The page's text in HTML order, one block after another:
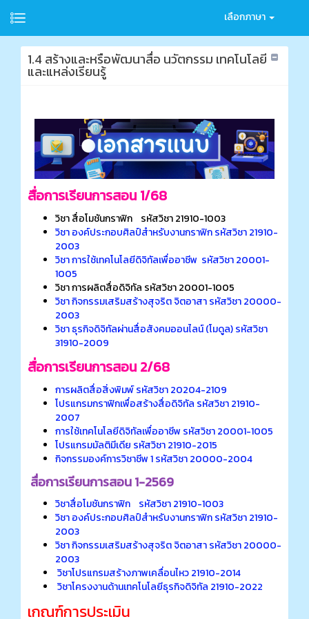
เลือกภาษา
1.4 สร้างและหรือพัฒนาสื่อ นวัตกรรม เทคโนโลยี
และแหล่งเรียนรู้
สื่อการเรียนการสอน 1/68
วิชา สื่อโมชันกราฟิก รหัสวิชา 21910-1003
วิชา องค์ประกอบศิลป์สําหรับงานกราฟิก รหัสวิชา 21910-
2003
วิชา การใช้เทคโนโลยีดิจิทัลเพื่ออาชีพ รหัสวิชา 20001-
1005
วิชา การผลิตสื่อดิจิทัล รหัสวิชา 20001-1005
วิชา กิจกรรมเสริมสร้างสุจริต จิตอาสา รหัสวิชา 20000-
2003
วิชา ธุรกิจดิจิทัลผ่านสื่อสังคมออนไลน์ (โมดูล) รหัสวิชา
31910-2009
สื่อการเรียนการสอน 2/68
การผลิตสื่อสิ่งพิมพ์ รหัสวิชา 20204-2109
โปรแกรมกราฟิกเพื่อสร้างสื่อดิจิทัล รหัสวิชา 21910-
2007
การใช้เทคโนโลยีดิจิทัลเพื่ออาชีพ รหัสวิชา 20001-1005
โปรแกรมมัลติมีเดีย รหัสวิชา 21910-2015
กิจกรรมองค์การวิชาชีพ 1 รหัสวิชา 20000-2004
สื่อการเรียนการสอน 1-2569
วิชาสื่อโมชันกราฟิก รหัสวิชา 21910-1003
วิชา องค์ประกอบศิลป์สําหรับงานกราฟิก รหัสวิชา 21910-
2003
วิชา กิจกรรมเสริมสร้างสุจริต จิตอาสา รหัสวิชา 20000-
2003
วิชาโปรแกรมสร้างภาพเคลื่อนไหว 21910-2014
วิชาโครงงานด้านเทคโนโลยีธุรกิจดิจิทัล 21910-2022
เกณฑ์การประเมิน